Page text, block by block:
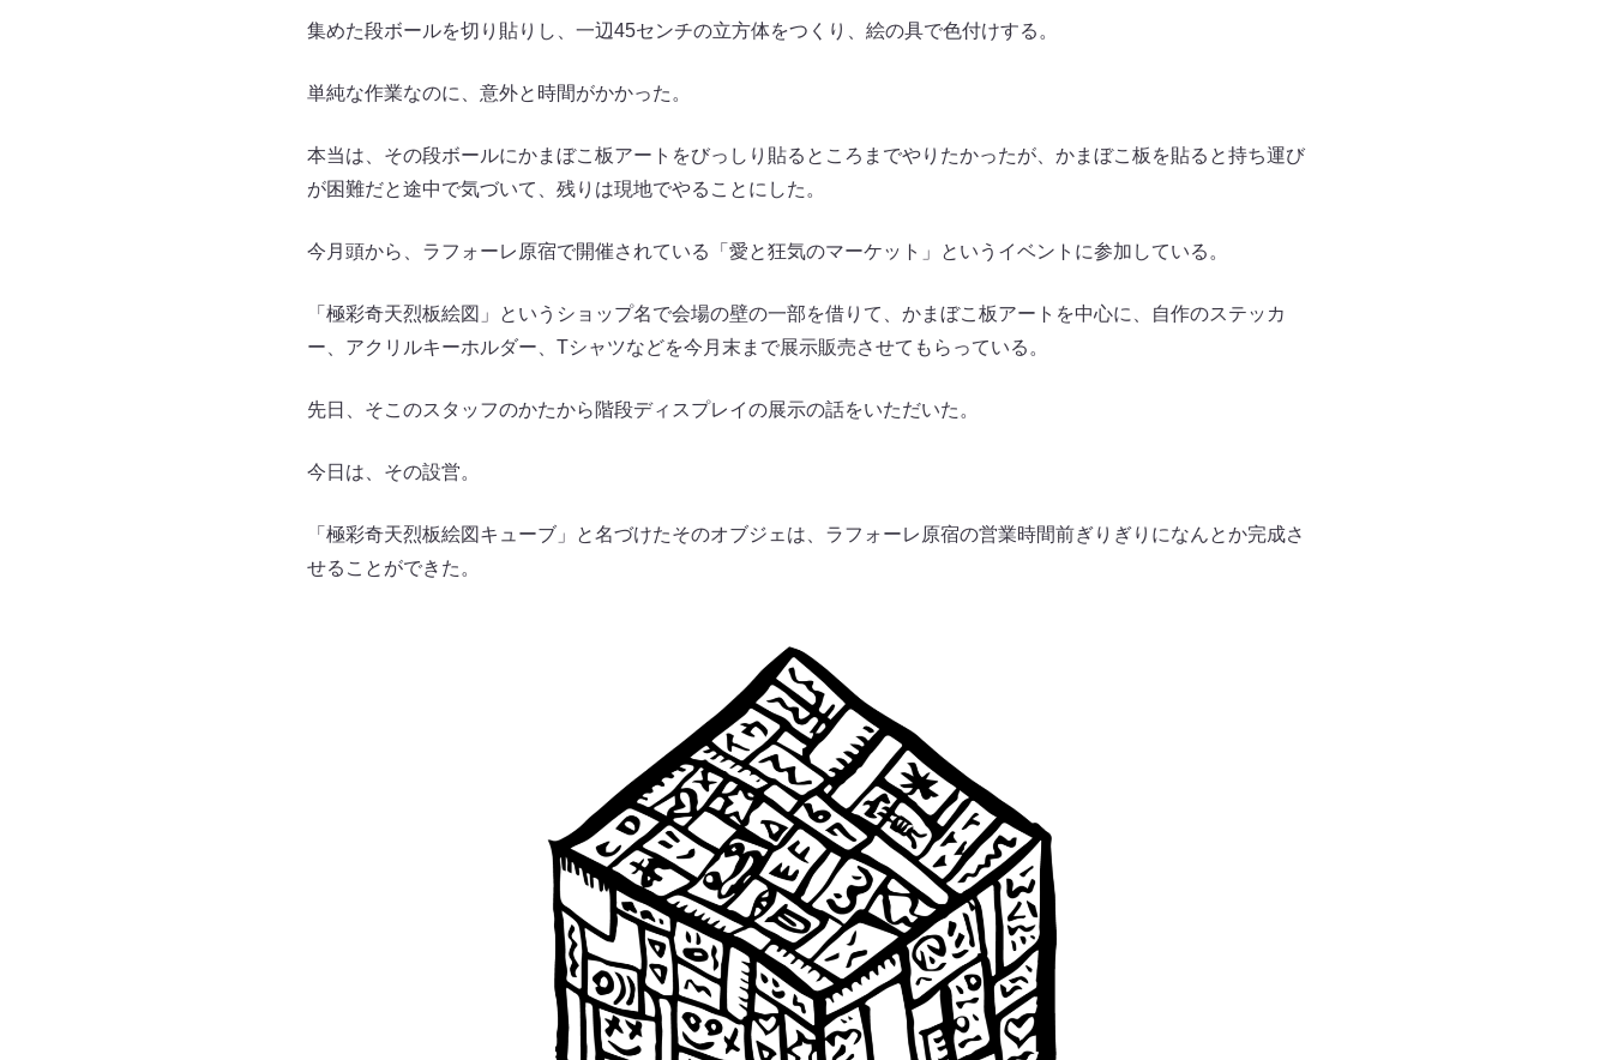
集めた段ボールを切り貼りし、一辺45センチの立方体をつくり、絵の具で色付けする。
単純な作業なのに、意外と時間がかかった。
本当は、その段ボールにかまぼこ板アートをびっしり貼るところまでやりたかったが、かまぼこ板を貼ると持ち運び
が困難だと途中で気づいて、残りは現地でやることにした。
今月頭から、ラフォーレ原宿で開催されている「愛と狂気のマーケット」というイベントに参加している。
「極彩奇天烈板絵図」というショップ名で会場の壁の一部を借りて、かまぼこ板アートを中心に、自作のステッカ
ー、アクリルキーホルダー、Tシャツなどを今月末まで展示販売させてもらっている。
先日、そこのスタッフのかたから階段ディスプレイの展示の話をいただいた。
今日は、その設営。
「極彩奇天烈板絵図キューブ」と名づけたそのオブジェは、ラフォーレ原宿の営業時間前ぎりぎりになんとか完成さ
せることができた。